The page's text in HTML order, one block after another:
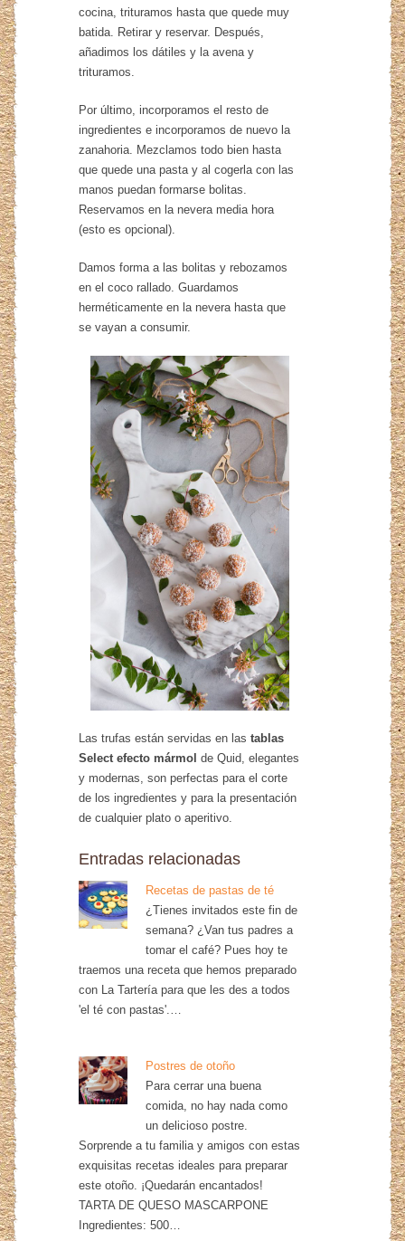
cocina, trituramos hasta que quede muy
batida. Retirar y reservar. Después,
añadimos los dátiles y la avena y
trituramos.
Por último, incorporamos el resto de
ingredientes e incorporamos de nuevo la
zanahoria. Mezclamos todo bien hasta
que quede una pasta y al cogerla con las
manos puedan formarse bolitas.
Reservamos en la nevera media hora
(esto es opcional).
Damos forma a las bolitas y rebozamos
en el coco rallado. Guardamos
herméticamente en la nevera hasta que
se vayan a consumir.
Las trufas están servidas en lastablas
Select efecto mármol de Quid, elegantes
y modernas, son perfectas para el corte
de los ingredientes y para la presentación
de cualquier plato o aperitivo.
Entradas relacionadas
Recetas de pastas de té
¿Tienes invitados este fin de
semana? ¿Van tus padres a
tomar el café? Pues hoy te
traemos una receta que hemos preparado
con La Tartería para que les des a todos
'el té con pastas'.…
Postres de otoño
Para cerrar una buena
comida, no hay nada como
un delicioso postre.
Sorprende a tu familia y amigos con estas
exquisitas recetas ideales para preparar
este otoño. ¡Quedarán encantados!
TARTA DE QUESO MASCARPONE
Ingredientes: 500…